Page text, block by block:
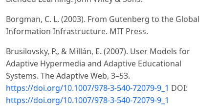
Borgman, C. L. (2003). From Gutenberg to the Global
Information Infrastructure. MIT Press.
Brusilovsky, P., & Millán, E. (2007). User Models for
Adaptive Hypermedia and Adaptive Educational
Systems. The Adaptive Web, 3–53.
https://doi.org/10.1007/978-3-540-72079-9_1 DOI:
https://doi.org/10.1007/978-3-540-72079-9_1